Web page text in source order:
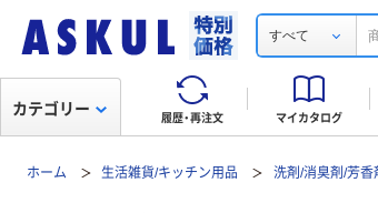
すべて
履歴・再注文 マイカタログ
カテゴリー
ホーム 生活雑貨/キッチン用品 洗剤/消臭剤/芳香